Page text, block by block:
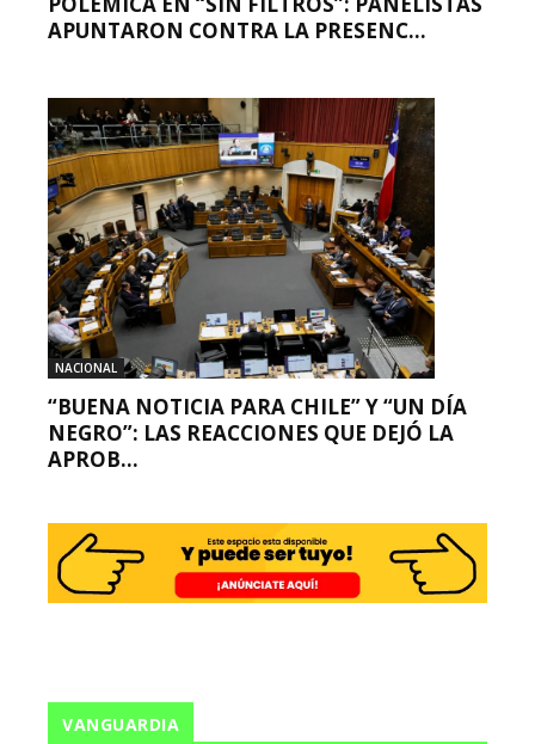
APUNTARON CONTRA LA PRESENC...
NACIONAL
“BUENA NOTICIA PARA CHILE” Y “UN DÍA
NEGRO”: LAS REACCIONES QUE DEJÓ LA
APROB...
VANGUARDIA